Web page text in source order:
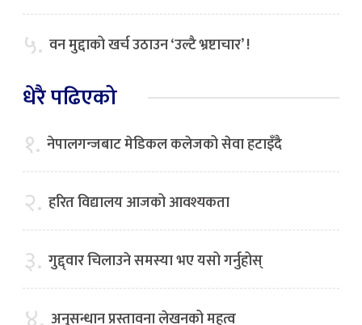
५. वन मुद्दाको खर्च उठाउन ‘उल्टै भ्रष्टाचार’ !
धेरै पढिएको
१. नेपालगन्जबाट मेडिकल कलेजको सेवा हटाइँदै
२. हरित विद्यालय आजको आवश्यकता
३. गुद्द्वार चिलाउने समस्या भए यसो गर्नुहोस्
अनुसन्धान प्रस्तावना लेखनको महत्व